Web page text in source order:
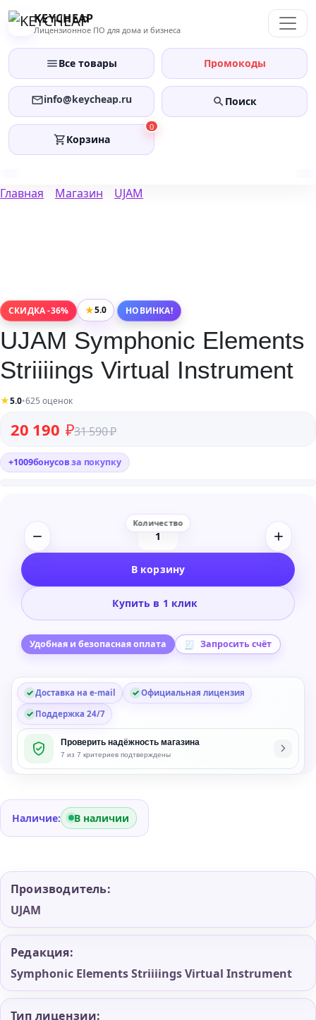
Перейти
KEYCHEAP
Лицензионное ПО для дома и бизнеса
Все товары Промокоды
info@keycheap.ru Поиск
0
Корзина
Главная Магазин UJAM
СКИДКА -36% ★5.0 НОВИНКА!
UJAM Symphonic Elements
Striiiings Virtual Instrument
★5.0•625 оценок
31 590₽
Первоначальная цена составляла 31 590 ₽.
20 190 ₽
Текущая цена: 20 190 ₽.
+1009бонусовза покупку
Количество
UJAM
Elements
Virtual
В корзину
Купить в 1 клик
Удобная и безопасная оплата Запросить счёт
Доставка на e-mail
Официальная лицензия
Поддержка 24/7
Проверить надёжность магазина
7 из 7 критериев подтверждены
Наличие: В наличии
Производитель:
UJAM
Редакция:
Symphonic Elements Striiiings Virtual Instrument
Тип лицензии: